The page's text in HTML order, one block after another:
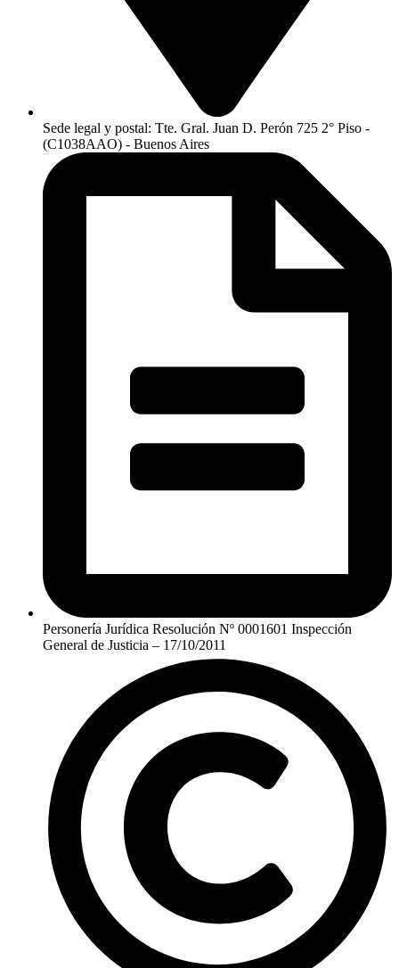
Sede legal y postal: Tte. Gral. Juan D. Perón 725 2° Piso -
(C1038AAO) - Buenos Aires
Personería Jurídica Resolución Nº 0001601 Inspección
General de Justicia – 17/10/2011